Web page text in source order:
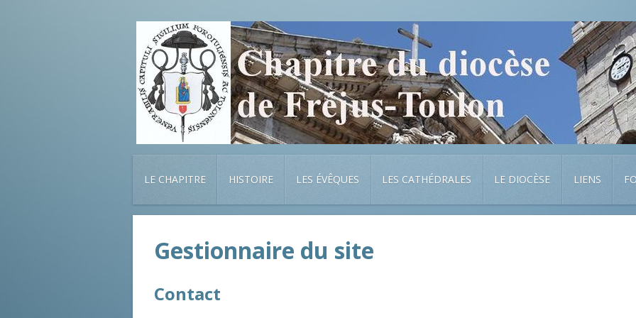
LE CHAPITRE HISTOIRE LES ÉVÊQUES LES CATHÉDRALES LE DIOCÈSE LIENS
Gestionnaire du site
Contact